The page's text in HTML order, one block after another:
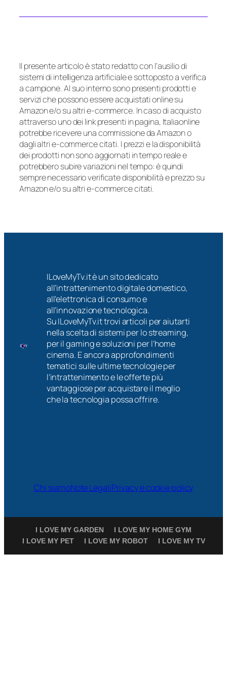
Il presente articolo è stato redatto con l’ausilio di
sistemi di intelligenza artificiale e sottoposto a verifica
a campione. Al suo interno sono presenti prodotti e
servizi che possono essere acquistati online su
Amazon e/o su altri e-commerce. In caso di acquisto
attraverso uno dei link presenti in pagina, Italiaonline
potrebbe ricevere una commissione da Amazon o
dagli altri e-commerce citati. I prezzi e la disponibilità
dei prodotti non sono aggiornati in tempo reale e
potrebbero subire variazioni nel tempo: è quindi
sempre necessario verificate disponibilità e prezzo su
Amazon e/o su altri e-commerce citati.
ILoveMyTv.it è un sito dedicato
all’intrattenimento digitale domestico,
all’elettronica di consumo e
all’innovazione tecnologica.
Su ILoveMyTv.it trovi articoli per aiutarti
nella scelta di sistemi per lo streaming,
per il gaming e soluzioni per l’home
cinema. E ancora approfondimenti
tematici sulle ultime tecnologie per
l’intrattenimento e le offerte più
vantaggiose per acquistare il meglio
che la tecnologia possa offrire.
Chi siamoNote LegaliPrivacy e cookie policy
I LOVE MY GARDEN
I LOVE MY HOME GYM
I LOVE MY PET
I LOVE MY ROBOT I LOVE MY TV